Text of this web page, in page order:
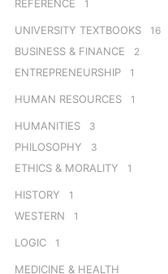
REFERENCE 1
UNIVERSITY TEXTBOOKS 16
BUSINESS & FINANCE 2
ENTREPRENEURSHIP 1
HUMAN RESOURCES 1
HUMANITIES 3
PHILOSOPHY 3
ETHICS & MORALITY 1
HISTORY 1
WESTERN 1
LOGIC 1
MEDICINE & HEALTH